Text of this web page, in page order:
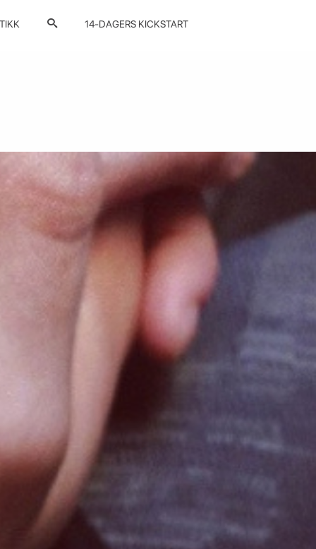
14-DAGERS KICKSTART